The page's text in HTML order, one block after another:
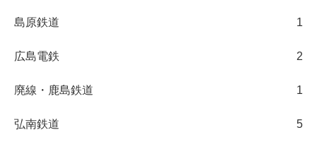
島原鉄道 1
広島電鉄 2
廃線・鹿島鉄道 1
弘南鉄道 5